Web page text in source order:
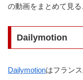
の動画をまとめて見る
Dailymotion
Dailymotionはフラン